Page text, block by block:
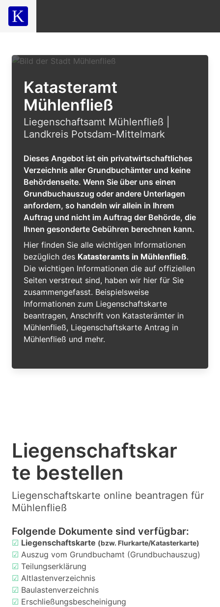
Katasteramt
Mühlenfließ
Liegenschaftsamt Mühlenfließ |
Landkreis Potsdam-Mittelmark
Dieses Angebot ist ein privatwirtschaftliches
Verzeichnis aller Grundbuchämter und keine
Behördenseite. Wenn Sie über uns einen
Grundbuchauszug oder andere Unterlagen
anfordern, so handeln wir allein in Ihrem
Auftrag und nicht im Auftrag der Behörde, die
Ihnen gesonderte Gebühren berechnen kann.
Hier finden Sie alle wichtigen Informationen
bezüglich des Katasteramts in Mühlenfließ.
Die wichtigen Informationen die auf offiziellen
Seiten verstreut sind, haben wir hier für Sie
zusammengefasst. Beispielsweise
Informationen zum Liegenschaftskarte
beantragen, Anschrift von Katasterämter in
Mühlenfließ, Liegenschaftskarte Antrag in
Mühlenfließ und mehr.
Liegenschaftskar
te bestellen
Liegenschaftskarte online beantragen für
Mühlenfließ
Folgende Dokumente sind verfügbar:
☑ Liegenschaftskarte (bzw. Flurkarte/Katasterkarte)
☑ Auszug vom Grundbuchamt (Grundbuchauszug)
☑ Teilungserklärung
☑ Altlastenverzeichnis
☑ Baulastenverzeichnis
☑ Erschließungsbescheinigung